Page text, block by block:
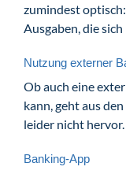
zumindest
Ausgaben, die
Nutzung externer
Ob auch eine
kann, geht aus
leider nicht hervor.
Banking-App